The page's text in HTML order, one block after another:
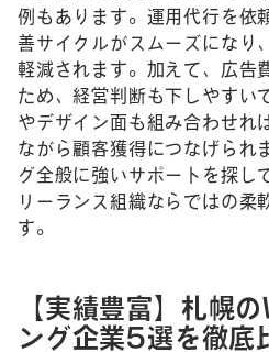
例もあります。運用代行を依
善サイクルがスムーズになり
軽減されます。加えて、広告
ため、経営判断も下しやすい
やデザイン面も組み合わせれ
ながら顧客獲得につなげられ
グ全般に強いサポートを探し
リーランス組織ならではの柔
す。
【実績豊富】札幌
ング企業5選を徹底